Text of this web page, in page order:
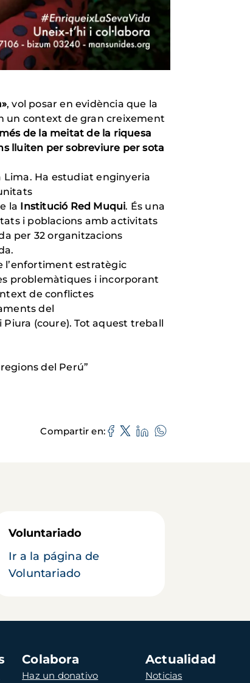
, vol posar en evidència que la
un context de gran creixement
de la meitat de la riquesa
lluiten per sobreviure per sota
Lima. Ha estudiat enginyeria
la Institució Red Muqui. És una
i poblacions amb activitats
per 32 organitzacions
l’enfortiment estratègic
problemàtiques i incorporant
de conflictes
del
(coure). Tot aquest treball
del Perú”
Compartir en
Voluntariado
Ir a la página de
Voluntariado
Colabora
Haz un donativo
Actualidad
Noticias